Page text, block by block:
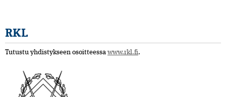
RKL
Tutustu yhdistykseen osoitteessa www.rkl.fi.